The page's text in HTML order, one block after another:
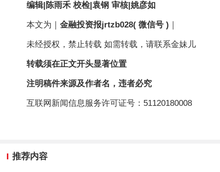
编辑|陈雨禾 校检|袁钢 审核|姚彦如
本文为｜ 金融投资报jrtzb028( 微信号 ) ｜
未经授权，禁止转载 如需转载，请联系金妹儿
转载须在正文开头显著位置
注明稿件来源及作者名，违者必究
互联网新闻信息服务许可证号：51120180008
推荐内容